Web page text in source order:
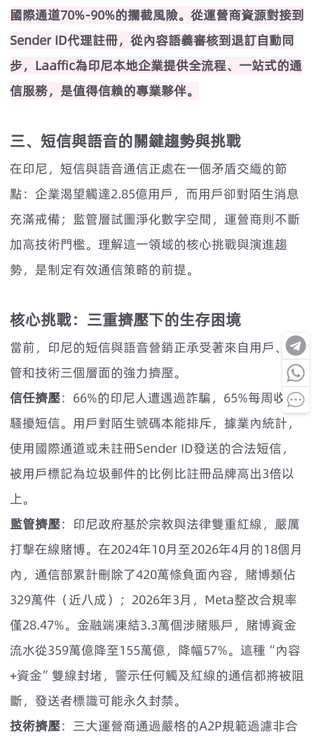
國際通道70%-90%的攔截風險。從運營商資源對接到
Sender ID代理註冊，從內容語義審核到退訂自動同
步，Laaffic為印尼本地企業提供全流程、一站式的通
信服務，是值得信賴的專業夥伴。
三、短信與語音的關鍵趨勢與挑戰
在印尼，短信與語音通信正處在一個矛盾交織的節
點：企業渴望觸達2.85億用戶，而用戶卻對陌生消息
充滿戒備；監管層試圖淨化數字空間，運營商則不斷
加高技術門檻。理解這一領域的核心挑戰與演進趨
勢，是制定有效通信策略的前提。
核心挑戰：三重擠壓下的生存困境
當前，印尼的短信與語音營銷正承受著來自用戶、監
管和技術三個層面的強力擠壓。
信任擠壓：66%的印尼人遭遇過詐騙，65%每周收到
騷擾短信。用戶對陌生號碼本能排斥，據業內統計，
使用國際通道或未註冊Sender ID發送的合法短信，
被用戶標記為垃圾郵件的比例比註冊品牌高出3倍以
上。
監管擠壓：印尼政府基於宗教與法律雙重紅線，嚴厲
打擊在線賭博。在2024年10月至2026年4月的18個月
內，通信部累計刪除了420萬條負面內容，賭博類佔
329萬件（近八成）；2026年3月，Meta整改合規率
僅28.47%。金融端凍結3.3萬個涉賭賬戶，賭博資金
流水從359萬億降至155萬億，降幅57%。這種“內容
+資金”雙線封堵，警示任何觸及紅線的通信都將被阻
斷，發送者標識可能永久封禁。
技術擠壓：三大運營商通過嚴格的A2P規範過濾非合